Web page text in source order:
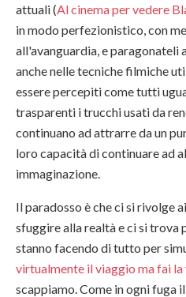
attuali (Al cinema per vedere
in modo perfezionistico, con
all'avanguardia, e paragonateli
anche nelle tecniche filmiche
essere percepiti come tutti
trasparenti i trucchi usati da
continuano ad attrarre da un
loro capacità di continuare ad
immaginazione.
Il paradosso è che ci si rivolge
sfuggire alla realtà e ci si trova
stanno facendo di tutto per
virtualmente il viaggio ma fai
scappiamo. Come in ogni fuga